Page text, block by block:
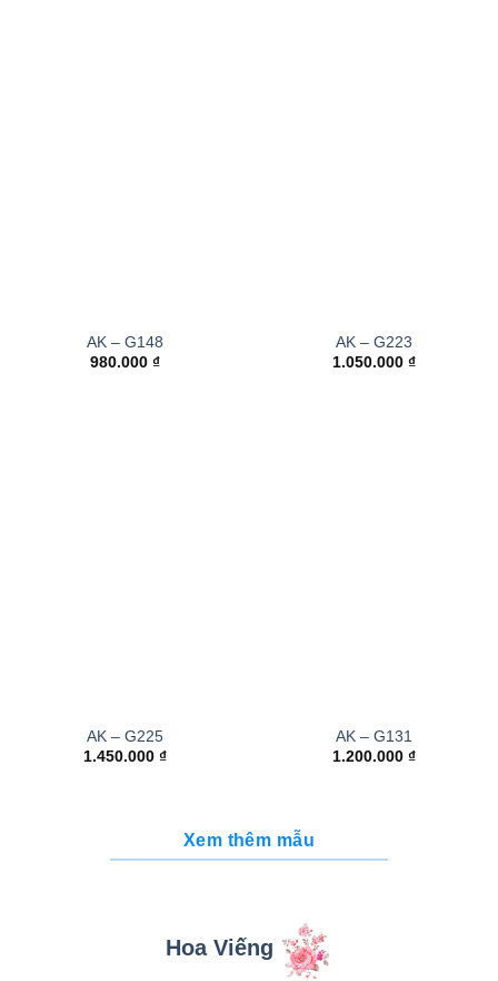
AK – G148
980.000 ₫
AK – G223
1.050.000 ₫
AK – G225
1.450.000 ₫
AK – G131
1.200.000 ₫
Xem thêm mẫu
Hoa Viếng